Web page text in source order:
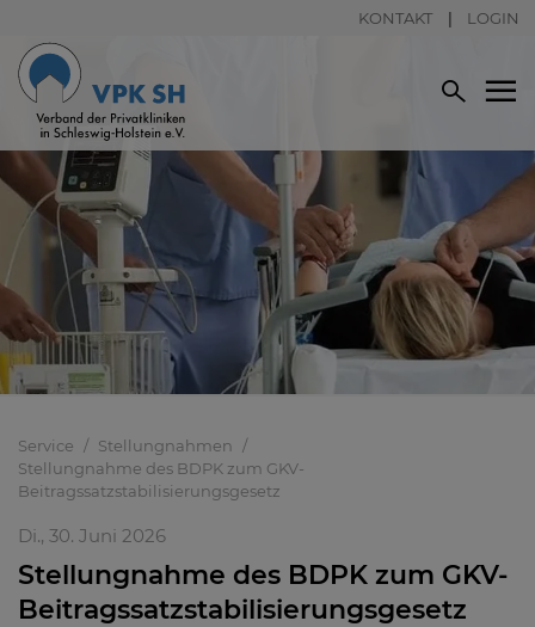
KONTAKT LOGIN
Service
Stellungnahmen
Stellungnahme des BDPK zum GKV-
Beitragssatzstabilisierungsgesetz
Di., 30. Juni 2026
Stellungnahme des BDPK zum GKV-
Beitragssatzstabilisierungsgesetz